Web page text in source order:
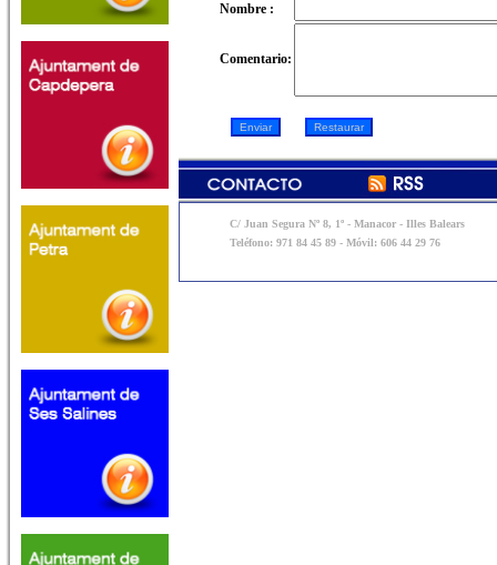
Nombre :
Comentario:
C/ Juan Segura Nº 8, 1º - Manacor - Illes Balears
Teléfono: 971 84 45 89 - Móvil: 606 44 29 76